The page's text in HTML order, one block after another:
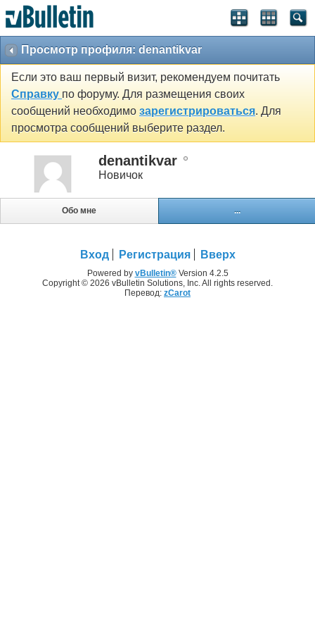
Просмотр профиля: denantikvar
Если это ваш первый визит, рекомендуем почитать
Справку по форуму. Для размещения своих
сообщений необходимо зарегистрироваться. Для
просмотра сообщений выберите раздел.
denantikvar
Новичок
Обо мне ...
Вход Регистрация Вверх
Powered by vBulletin®Version 4.2.5
Copyright © 2026 vBulletin Solutions, Inc. All rights reserved.
Перевод: zCarot